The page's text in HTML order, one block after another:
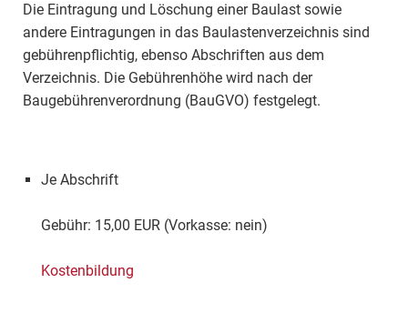
Die Eintragung und Löschung einer Baulast sowie
andere Eintragungen in das Baulastenverzeichnis sind
gebührenpflichtig, ebenso Abschriften aus dem
Verzeichnis. Die Gebührenhöhe wird nach der
Baugebührenverordnung (BauGVO) festgelegt.
Je Abschrift
Gebühr: 15,00 EUR (Vorkasse: nein)
Kostenbildung